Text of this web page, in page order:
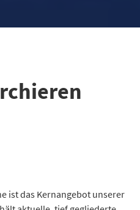
ist das Kernangebot unserer